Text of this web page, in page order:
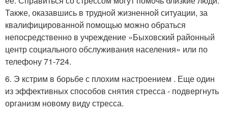
Также, оказавшись в трудной жизненной ситуации, за
квалифицированной помощью можно обраться
непосредственно в учреждение «Быховский районный
центр социального обслуживания населения» или по
телефону 71-724.
6. Э кстрим в борьбе с плохим настроением . Еще один
из эффективных способов снятия стресса - подвергнуть
организм новому виду стресса.